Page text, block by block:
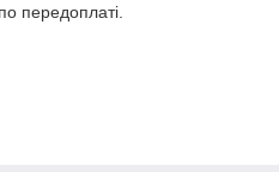
передоплаті.